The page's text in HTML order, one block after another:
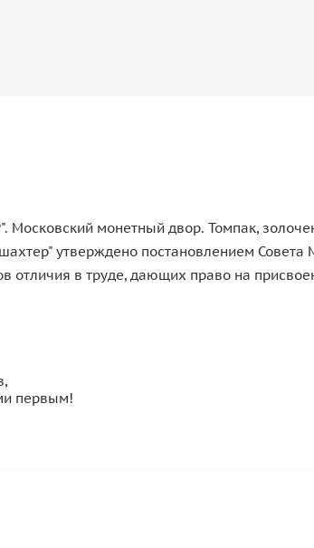
Московский монетный двор. Томпак,
утверждено постановлением
отличия в труде, дающих право на
первым!